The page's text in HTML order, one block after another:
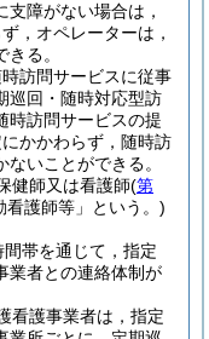
障がない場合は，
，オペレーターは，
る。
訪問サービスに従事
巡回・随時対応型訪
時訪問サービスの提
かかわらず，随時訪
いことができる。
健師又は看護師(第
看護師等」という。)
帯を通じて，指定
業者との連絡体制が
看護事業者は，指定